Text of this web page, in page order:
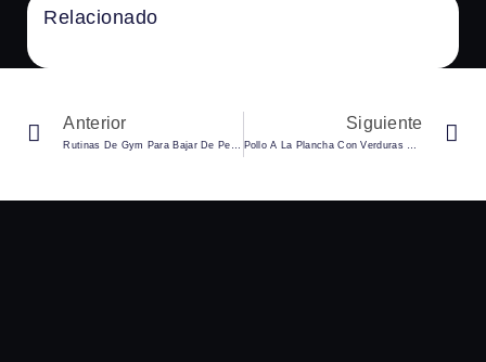
Relacionado
Anterior
Rutinas De Gym Para Bajar De Peso: Tu Guía Personalizada
Siguiente
Pollo A La Plancha Con Verduras Asadas